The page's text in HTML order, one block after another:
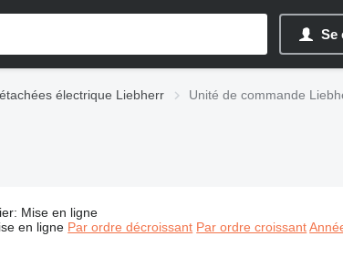
Se
électrique Liebherr Unité de commande
commande Liebherr
: Mise en ligne
en ligne Par ordre décroissant Par ordre croissant